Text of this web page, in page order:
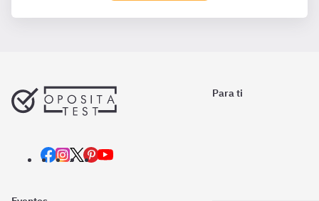
Para ti